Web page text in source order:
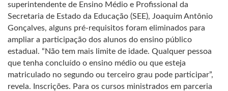
superintendente de Ensino Médio e Profissional da
Secretaria de Estado da Educação (SEE), Joaquim Antônio
Gonçalves, alguns pré-requisitos foram eliminados para
ampliar a participação dos alunos do ensino público
estadual. “Não tem mais limite de idade. Qualquer pessoa
que tenha concluído o ensino médio ou que esteja
matriculado no segundo ou terceiro grau pode participar”,
revela. Inscrições. Para os cursos ministrados em parceria